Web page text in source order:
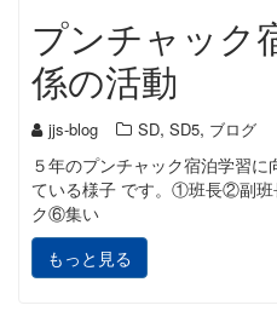
プンチャック
係の活動
jjs-blog SD, SD5, ブログ
５年のプンチャック宿泊学習
ている様子 です。①班長②副
ク⑥集い
もっと見る